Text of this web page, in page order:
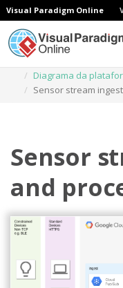
Visual Paradigm Online
Diagrama da
Sensor stream
Sensor
and